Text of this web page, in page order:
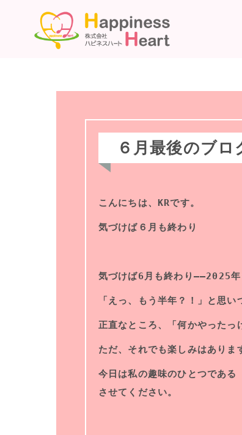
６月最後のブロ
こんにちは、KRです。
気づけば６月も終わり
気づけば6月も終わり――2025年
「えっ、もう半年？！」と思
正直なところ、「何かやったっ
ただ、それでも楽しみはありま
今日は私の趣味のひとつであ
させてください。